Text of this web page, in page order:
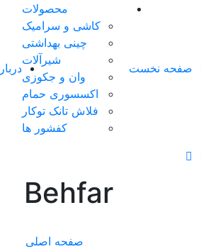
صفحه نخست
محصولات
کاشی و سرامیک
چینی بهداشتی
شیرآلات
وان و جکوزی
اکسسوری حمام
فلاش تانک توکار
کفشور ها
Behfar
صفحه اصلی